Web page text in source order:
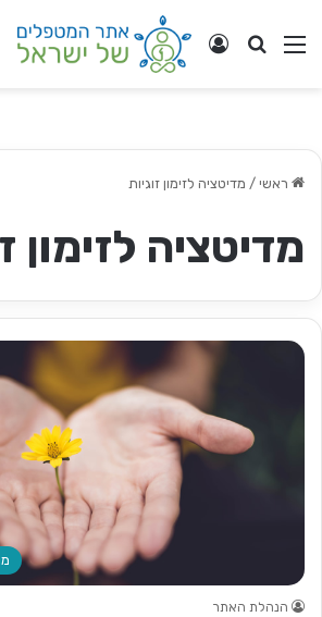
ניווט באתר
חפש התחבר
ראשי / מדיטציה לזימון זוגיות
מדיטציה לזימון
הנהלת האתר